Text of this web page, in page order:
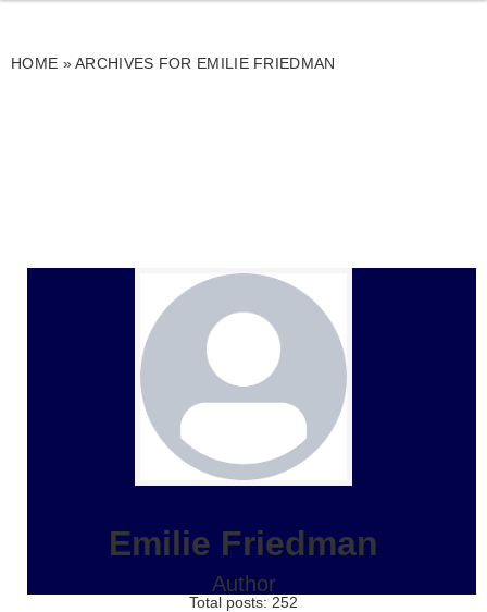
HOME »ARCHIVES FOR EMILIE FRIEDMAN
Emilie Friedman
Author
Total posts: 252